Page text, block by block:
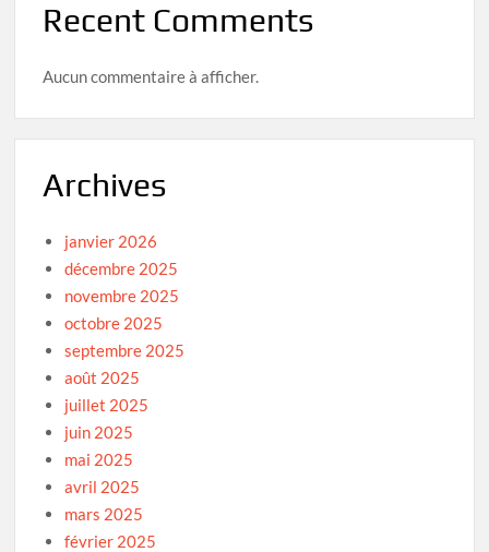
Recent Comments
Aucun commentaire à afficher.
Archives
janvier 2026
décembre 2025
novembre 2025
octobre 2025
septembre 2025
août 2025
juillet 2025
juin 2025
mai 2025
avril 2025
mars 2025
février 2025